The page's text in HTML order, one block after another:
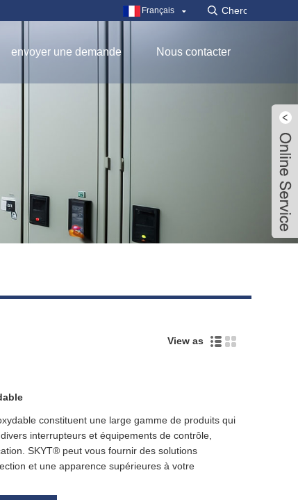
Français
envoyer une demande Nous contacter
View as
constituent une large gamme de produits qui
interrupteurs et équipements de contrôle,
SKYT® peut vous fournir des solutions
et une apparence supérieures à votre